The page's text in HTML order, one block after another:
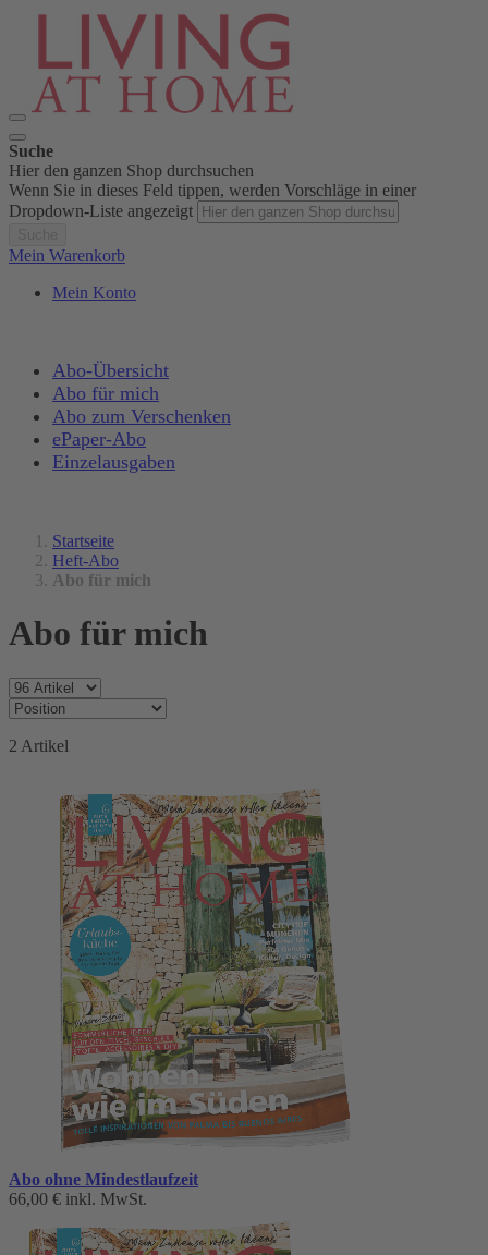
Suche
Hier den ganzen Shop durchsuchen
Wenn Sie in dieses Feld tippen, werden Vorschläge in einer
Dropdown-Liste angezeigt
Mein Warenkorb
Mein Konto
Abo-Übersicht
Abo für mich
Abo zum Verschenken
ePaper-Abo
Einzelausgaben
Startseite
Heft-Abo
Abo für mich
Abo für mich
2 Artikel
Abo ohne Mindestlaufzeit
66,00 € inkl. MwSt.